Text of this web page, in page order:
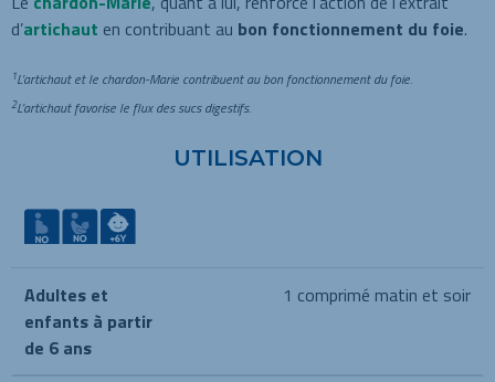
d’artichaut en contribuant au bon fonctionnement du foie.
1L’artichaut et le chardon-Marie contribuent au bon fonctionnement du foie.
2L’artichaut favorise le flux des sucs digestifs.
UTILISATION
Adultes et
enfants à partir
de 6 ans
1 comprimé matin et soir